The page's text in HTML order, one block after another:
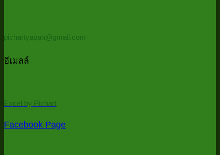
pichartyapan@gmail.com
อีเมลล์
Excel by Pichart
Facebook Page